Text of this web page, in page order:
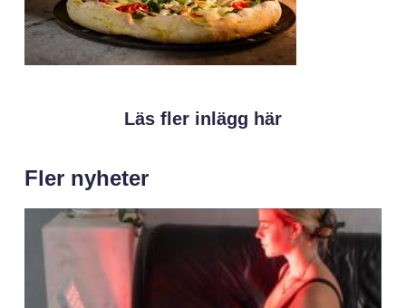
Läs fler inlägg här
Fler nyheter